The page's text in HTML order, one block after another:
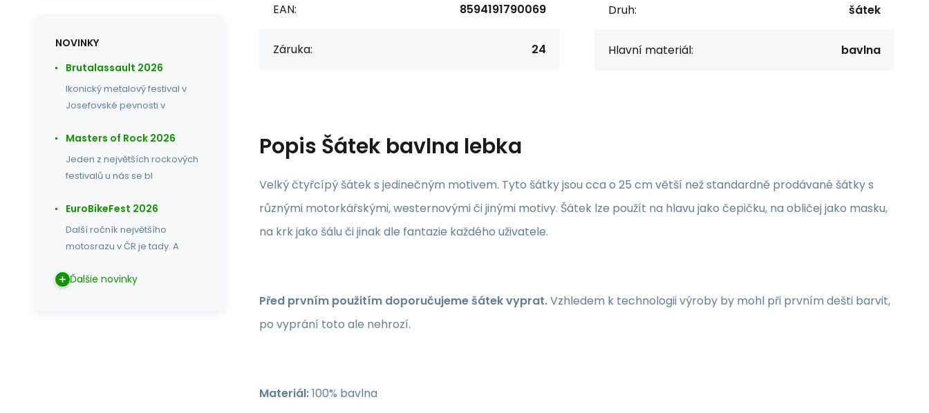
EAN: 8594191790069
Záruka: 24
Druh: šátek
Hlavní materiál: bavlna
Popis Šátek bavlna lebka
Velký čtyřcípý šátek s jedinečným motivem. Tyto šátky jsou cca o 25 cm větší než standardně prodávané šátky s
různými motorkářskými, westernovými či jinými motivy. Šátek lze použít na hlavu jako čepičku, na obličej jako masku,
na krk jako šálu či jinak dle fantazie každého uživatele.
Před prvním použitím doporučujeme šátek vyprat.Vzhledem k technologii výroby by mohl při prvním dešti barvit,
po vyprání toto ale nehrozí.
Materiál:100% bavlna
NOVINKY
Brutalassault 2026
Ikonický metalový festival v
Josefovské pevnosti v
Masters of Rock 2026
Jeden z největších rockových
festivalů u nás se bl
EuroBikeFest 2026
Další ročník největšího
motosrazu v ČR je tady. A
Ďalšie novinky